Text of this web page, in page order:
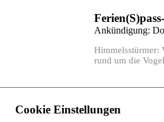
Ankündigung:
Himmelsstürmer:
rund um die
Malerwinkelhaus
Cookie Einstellungen